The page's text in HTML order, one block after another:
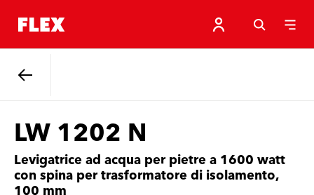
LW 1202 N
Levigatrice ad acqua per pietre a 1600 watt
con spina per trasformatore di isolamento,